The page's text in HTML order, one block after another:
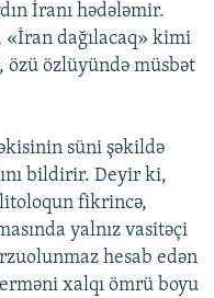
İranı hədələmir.
«İran dağılacaq» kimi
özü özlüyündə müsbət
süni şəkildə
bildirir. Deyir ki,
fikrincə,
yalnız vasitəçi
hesab edən
xalqı ömrü boyu